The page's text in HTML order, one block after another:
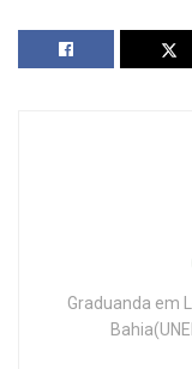
Graduanda em